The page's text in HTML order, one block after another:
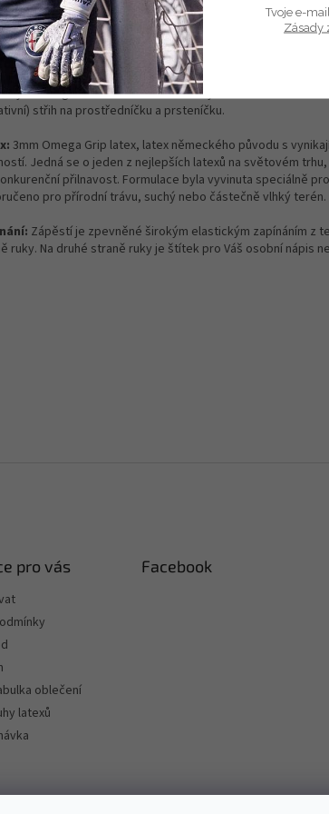
popis produktu
ruky:Syntetický latex na ukazováčku a malíčku pro
na prostřednících a to vše zasazené do velmi prodyšné a
Hybrid Negativ-roll - Jedná se o kulatý střih na ukazováčku
střih na prostředníčku a prsteníčku.
3mm Omega Grip latex, latex německého původu s
Jedná se o jeden z nejlepších latexů na světovém
přilnavost. Formulace byla vyvinuta speciálně
pro přírodní trávu, suchý nebo částečně vlhký terén.
: Zápěstí je zpevněné širokým elastickým zapínáním z
ruky. Na druhé straně ruky je štítek pro Váš osobní nápis
pro vás
oblečení
latexů
Facebook
Tvoje e-
Zásady